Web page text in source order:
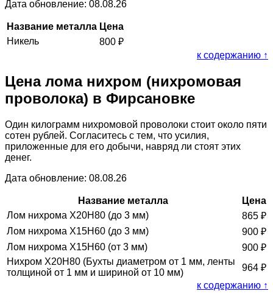
Дата обновление: 08.08.26
Название металла Цена
Никель
800 ₽
к содержанию ↑
Цена лома нихром (нихромовая
проволока) в Фирсановке
Один килограмм нихромовой проволоки стоит около пяти
сотен рублей. Согласитесь с тем, что усилия,
приложенные для его добычи, навряд ли стоят этих
денег.
Дата обновление: 08.08.26
Название металла
Цена
Лом нихрома Х20Н80 (до 3 мм)
865 ₽
Лом нихрома Х15Н60 (до 3 мм)
900 ₽
Лом нихрома Х15Н60 (от 3 мм)
900 ₽
Нихром Х20Н80 (Бухты диаметром от 1 мм, ленты
толщиной от 1 мм и шириной от 10 мм)
964 ₽
к содержанию ↑